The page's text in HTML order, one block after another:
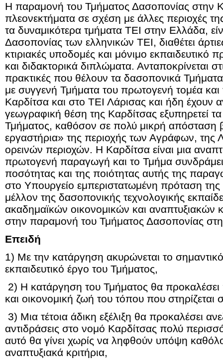
Η παραμονή του Τμήματος Δασοπονίας στην
πλεονεκτήματα σε σχέση με άλλες περιοχές
τα δυναμικότερα τμήματα ΤΕΙ στην Ελλάδα,
Δασοπονίας των ελληνικών ΤΕΙ, διαθέτει
κτιριακές υποδομές και μόνιμο εκπαιδευτικό
και διδακτορικά διπλώματα. Ανταποκρίνεται
πρακτικές που θέλουν τα δασοπονικά
με συγγενή Τμήματα του πρωτογενή τομέα και
Καρδίτσα και στο ΤΕΙ Λάρισας και ήδη έχουν
γεωγραφική θέση της Καρδίτσας εξυπηρετεί
Τμήματος, καθόσον σε πολύ μικρή απόσταση
εργαστήρια» της περιοχής των Αγράφων, της
ορεινών περιοχών. Η Καρδίτσα είναι μια
πρωτογενή παραγωγή και το Τμήμα
ποσότητας και της ποιότητας αυτής της
στο Υπουργείο εμπεριστατωμένη πρόταση
μέλλον της δασοπονικής τεχνολογικής
ακαδημαϊκών οικονομικών και αναπτυξιακών
στην παραμονή του Τμήματος Δασοπονίας
Επειδή
1) Με την κατάργηση ακυρώνεται το σημαντικό
εκπαιδευτικό έργο του Τμήματος,
2) Η κατάργηση του Τμήματος θα προκαλέσει
και οικονομική ζωή του τόπου που
3) Μια τέτοια άδικη εξέλιξη θα προκαλέσει
αντιδράσεις στο νομό Καρδίτσας πολύ
αυτό θα γίνει χωρίς να ληφθούν υπόψη
αναπτυξιακά κριτήρια,